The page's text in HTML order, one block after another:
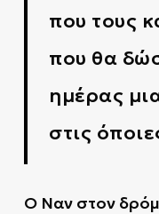
που τους
που θα
ημέρας
στις
Ο Ναν στον